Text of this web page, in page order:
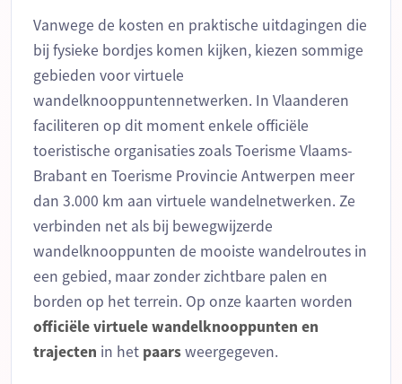
Vanwege de kosten en praktische uitdagingen die
bij fysieke bordjes komen kijken, kiezen sommige
gebieden voor virtuele
wandelknooppuntennetwerken. In Vlaanderen
faciliteren op dit moment enkele officiële
toeristische organisaties zoals Toerisme Vlaams-
Brabant en Toerisme Provincie Antwerpen meer
dan 3.000 km aan virtuele wandelnetwerken. Ze
verbinden net als bij bewegwijzerde
wandelknooppunten de mooiste wandelroutes in
een gebied, maar zonder zichtbare palen en
borden op het terrein. Op onze kaarten worden
officiëlevirtuelewandelknooppunten en
trajecten in het paarsweergegeven.